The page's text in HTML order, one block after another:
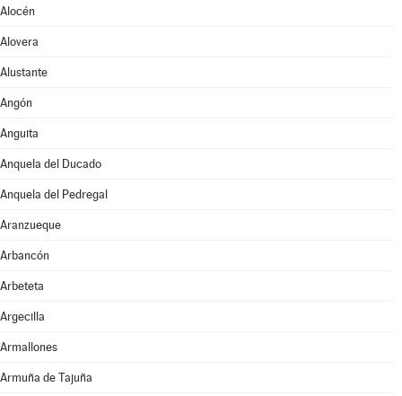
Alocén
Alovera
Alustante
Angón
Anguita
Anquela del Ducado
Anquela del Pedregal
Aranzueque
Arbancón
Arbeteta
Argecilla
Armallones
Armuña de Tajuña